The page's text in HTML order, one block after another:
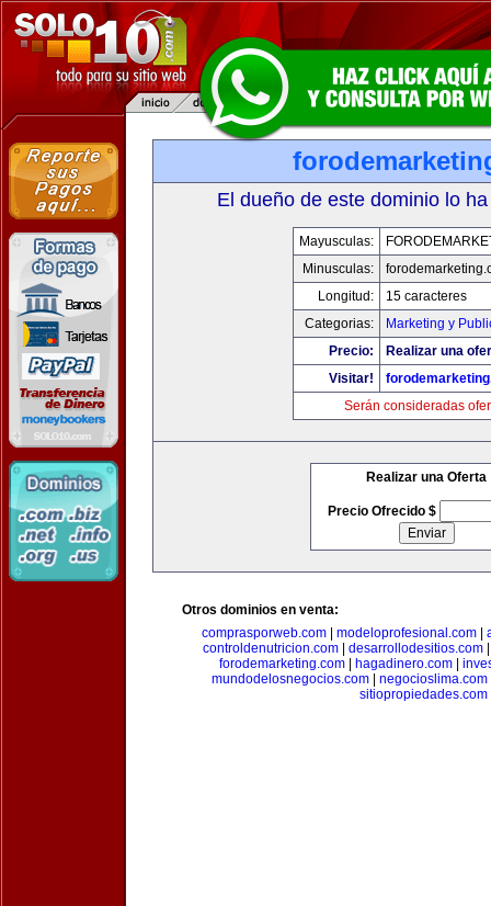
El dueño de este dominio lo
Mayusculas:
Minusculas:
Longitud:
15 caracteres
Categorias:
Marketing y
Precio:
Realizar una
Visitar!
Serán consideradas
Realizar una Oferta
Precio Ofrecido $
Otros dominios en venta:
comprasporweb.com| modeloprofesional.com|
controldenutricion.com
desarrollodesitios.com
forodemarketing.com| hagadinero.com|
mundodelosnegocios.com| negocioslima.com
sitiopropiedades.com